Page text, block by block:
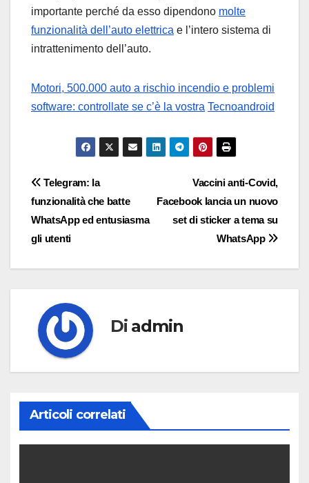
importante perché da esso dipendono molte
funzionalità dell’auto elettrica e l’intero sistema di
intrattenimento dell’auto.
Motori, 500.000 auto a rischio incendio e problemi
software: controllate se c’è la vostra Tecnoandroid
Navigazione
articoli
Vaccini anti-Covid,
Facebook lancia un nuovo
set di sticker a tema su
WhatsApp
Telegram: la
funzionalità che batte
WhatsApp ed entusiasma
gli utenti
Di admin
Articoli correlati